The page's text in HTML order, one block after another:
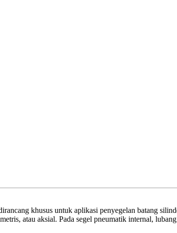
khusus untuk aplikasi penyegelan batang
atau aksial. Pada segel pneumatik internal,